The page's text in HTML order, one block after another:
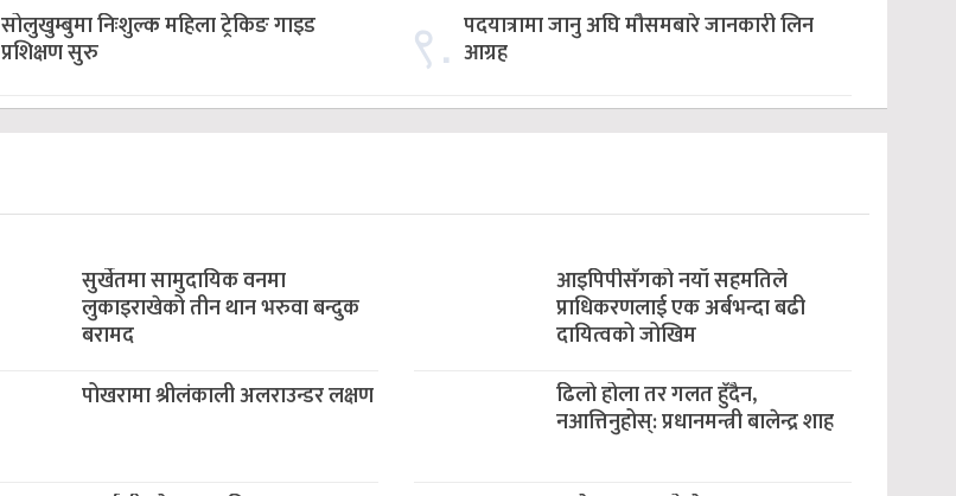
सोलुखुम्बुमा निःशुल्क महिला ट्रेकिङ गाइड
प्रशिक्षण सुरु ९. पदयात्रामा जानु अघि मौसमबारे जानकारी लिन
आग्रह
सुर्खेतमा सामुदायिक वनमा
लुकाइराखेको तीन थान भरुवा बन्दुक
बरामद
पोखरामा श्रीलंकाली अलराउन्डर लक्षण
आइपिपीसँगको नयाँ सहमतिले
प्राधिकरणलाई एक अर्बभन्दा बढी
दायित्वको जोखिम
ढिलो होला तर गलत हुँदैन,
नआत्तिनुहोस्: प्रधानमन्त्री बालेन्द्र शाह